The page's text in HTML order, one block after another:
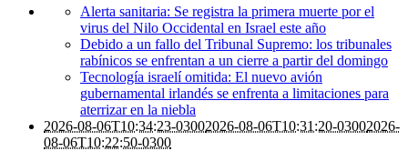
Alerta sanitaria: Se registra la primera muerte por el
virus del Nilo Occidental en Israel este año
Debido a un fallo del Tribunal Supremo: los tribunales
rabínicos se enfrentan a un cierre a partir del domingo
Tecnología israelí omitida: El nuevo avión
gubernamental irlandés se enfrenta a limitaciones para
aterrizar en la niebla
2026-08-06T10:34:23-03002026-08-06T10:31:20-03002026-
08-06T10:22:50-0300